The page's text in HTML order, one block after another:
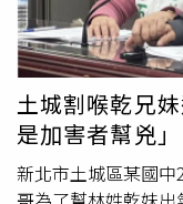
件中列名的原告包括
物流」（FedEx
「美國海關及邊境
Protection）、其局
政府。這份長達11頁
美國貿易夥伴加徵
總額為何。
土城割喉乾兄
是加害者幫兇
新北市土城區某國